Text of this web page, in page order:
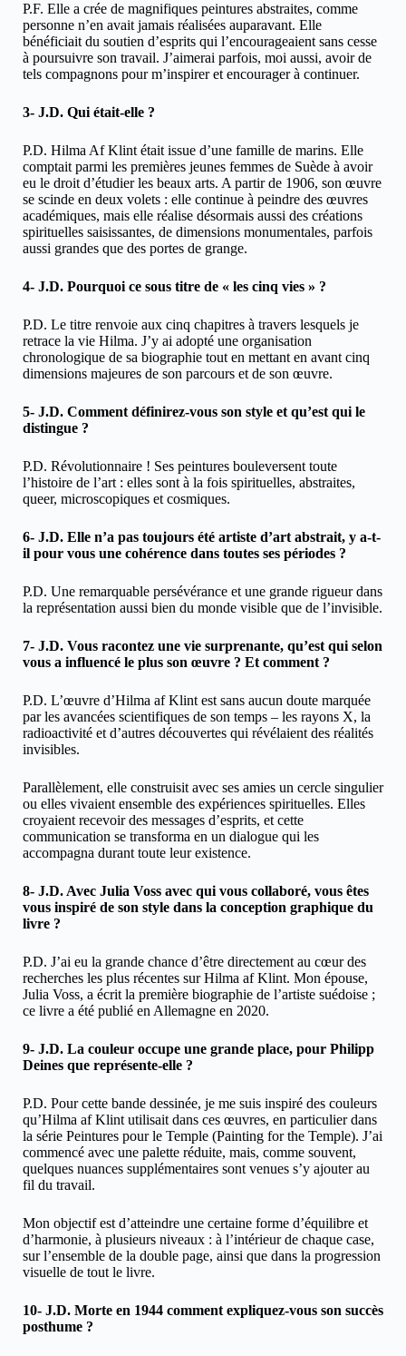
P.F. Elle a crée de magnifiques peintures abstraites, comme
personne n’en avait jamais réalisées auparavant. Elle
bénéficiait du soutien d’esprits qui l’encourageaient sans cesse
à poursuivre son travail. J’aimerai parfois, moi aussi, avoir de
tels compagnons pour m’inspirer et encourager à continuer.
3- J.D. Qui était-elle ?
P.D. Hilma Af Klint était issue d’une famille de marins. Elle
comptait parmi les premières jeunes femmes de Suède à avoir
eu le droit d’étudier les beaux arts. A partir de 1906, son œuvre
se scinde en deux volets : elle continue à peindre des œuvres
académiques, mais elle réalise désormais aussi des créations
spirituelles saisissantes, de dimensions monumentales, parfois
aussi grandes que des portes de grange.
4- J.D. Pourquoi ce sous titre de « les cinq vies » ?
P.D. Le titre renvoie aux cinq chapitres à travers lesquels je
retrace la vie Hilma. J’y ai adopté une organisation
chronologique de sa biographie tout en mettant en avant cinq
dimensions majeures de son parcours et de son œuvre.
5- J.D. Comment définirez-vous son style et qu’est qui le
distingue ?
P.D. Révolutionnaire ! Ses peintures bouleversent toute
l’histoire de l’art : elles sont à la fois spirituelles, abstraites,
queer, microscopiques et cosmiques.
6- J.D. Elle n’a pas toujours été artiste d’art abstrait, y a-t-
il pour vous une cohérence dans toutes ses périodes ?
P.D. Une remarquable persévérance et une grande rigueur dans
la représentation aussi bien du monde visible que de l’invisible.
7- J.D. Vous racontez une vie surprenante, qu’est qui selon
vous a influencé le plus son œuvre ? Et comment ?
P.D. L’œuvre d’Hilma af Klint est sans aucun doute marquée
par les avancées scientifiques de son temps – les rayons X, la
radioactivité et d’autres découvertes qui révélaient des réalités
invisibles.
Parallèlement, elle construisit avec ses amies un cercle singulier
ou elles vivaient ensemble des expériences spirituelles. Elles
croyaient recevoir des messages d’esprits, et cette
communication se transforma en un dialogue qui les
accompagna durant toute leur existence.
8- J.D. Avec Julia Voss avec qui vous collaboré, vous êtes
vous inspiré de son style dans la conception graphique du
livre ?
P.D. J’ai eu la grande chance d’être directement au cœur des
recherches les plus récentes sur Hilma af Klint. Mon épouse,
Julia Voss, a écrit la première biographie de l’artiste suédoise ;
ce livre a été publié en Allemagne en 2020.
9- J.D. La couleur occupe une grande place, pour Philipp
Deines que représente-elle ?
P.D. Pour cette bande dessinée, je me suis inspiré des couleurs
qu’Hilma af Klint utilisait dans ces œuvres, en particulier dans
la série Peintures pour le Temple (Painting for the Temple). J’ai
commencé avec une palette réduite, mais, comme souvent,
quelques nuances supplémentaires sont venues s’y ajouter au
fil du travail.
Mon objectif est d’atteindre une certaine forme d’équilibre et
d’harmonie, à plusieurs niveaux : à l’intérieur de chaque case,
sur l’ensemble de la double page, ainsi que dans la progression
visuelle de tout le livre.
10- J.D. Morte en 1944 comment expliquez-vous son succès
posthume ?